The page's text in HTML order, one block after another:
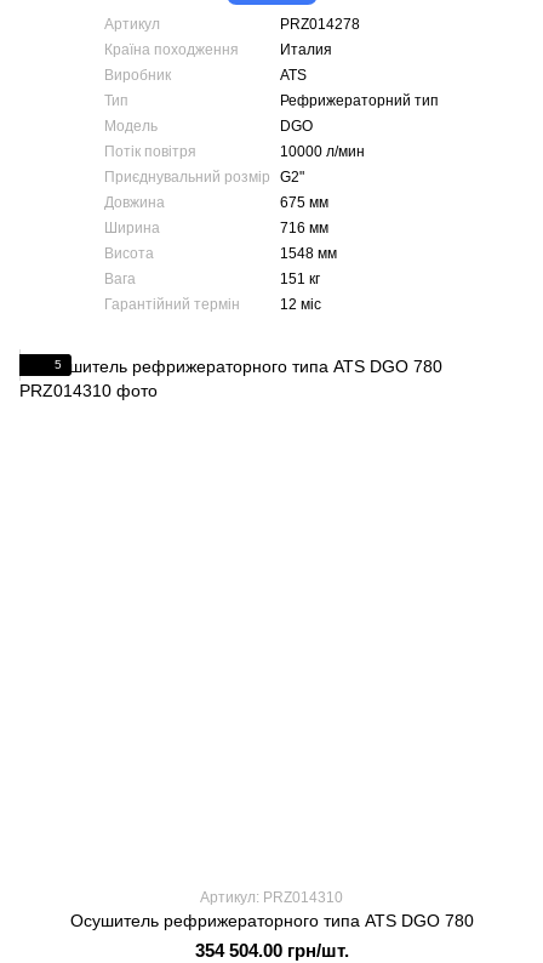
Артикул
PRZ014278
Країна походження
Италия
Виробник
ATS
Тип
Рефрижераторний тип
Модель
DGO
Потік повітря
10000 л/мин
Приєднувальний розмір
G2"
Довжина
675 мм
Ширина
716 мм
Висота
1548 мм
Вага
151 кг
Гарантійний термін
12 міс
5
Артикул: PRZ014310
Осушитель рефрижераторного типа ATS DGO 780
354 504.00 грн/шт.